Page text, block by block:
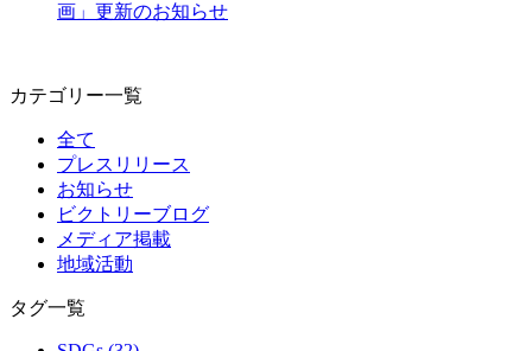
画」更新のお知らせ
カテゴリー一覧
全て
プレスリリース
お知らせ
ビクトリーブログ
メディア掲載
地域活動
タグ一覧